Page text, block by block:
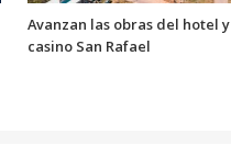
Avanzan las obras del hotel y
casino San Rafael